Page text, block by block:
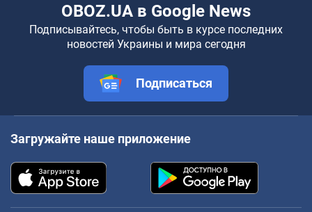
OBOZ.UA в Google News
Подписывайтесь, чтобы быть в курсе последних
новостей Украины и мира сегодня
Подписаться
Загружайте наше приложение